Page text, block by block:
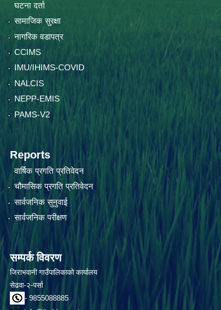
घटना दर्ता
सामाजिक सुरक्षा
नागरिक वडापत्र
CCIMS
IMU/IHIMS-COVID
NALCIS
NEPP-EMIS
PAMS-V2
Reports
वार्षिक प्रगति प्रतिवेदन
चौमासिक प्रगति प्रतिवेदन
सार्वजनिक सुनुवाई
सार्वजनिक परीक्षण
सम्पर्क विवरण
जिराभवानी गाउँपालिकाको कार्यालय
सेढवा-२-पर्सा
- 9855088885